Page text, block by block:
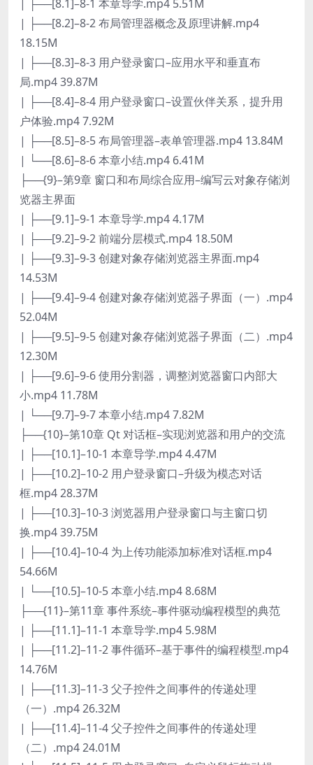
| ├──[8.1]–8-1 本章导学.mp4 5.51M
| ├──[8.2]–8-2 布局管理器概念及原理讲解.mp4
18.15M
| ├──[8.3]–8-3 用户登录窗口–应用水平和垂直布
局.mp4 39.87M
| ├──[8.4]–8-4 用户登录窗口–设置伙伴关系，提升用
户体验.mp4 7.92M
| ├──[8.5]–8-5 布局管理器–表单管理器.mp4 13.84M
| └──[8.6]–8-6 本章小结.mp4 6.41M
├──{9}–第9章 窗口和布局综合应用–编写云对象存储浏
览器主界面
| ├──[9.1]–9-1 本章导学.mp4 4.17M
| ├──[9.2]–9-2 前端分层模式.mp4 18.50M
| ├──[9.3]–9-3 创建对象存储浏览器主界面.mp4
14.53M
| ├──[9.4]–9-4 创建对象存储浏览器子界面（一）.mp4
52.04M
| ├──[9.5]–9-5 创建对象存储浏览器子界面（二）.mp4
12.30M
| ├──[9.6]–9-6 使用分割器，调整浏览器窗口内部大
小.mp4 11.78M
| └──[9.7]–9-7 本章小结.mp4 7.82M
├──{10}–第10章 Qt 对话框–实现浏览器和用户的交流
| ├──[10.1]–10-1 本章导学.mp4 4.47M
| ├──[10.2]–10-2 用户登录窗口–升级为模态对话
框.mp4 28.37M
| ├──[10.3]–10-3 浏览器用户登录窗口与主窗口切
换.mp4 39.75M
| ├──[10.4]–10-4 为上传功能添加标准对话框.mp4
54.66M
| └──[10.5]–10-5 本章小结.mp4 8.68M
├──{11}–第11章 事件系统–事件驱动编程模型的典范
| ├──[11.1]–11-1 本章导学.mp4 5.98M
| ├──[11.2]–11-2 事件循环–基于事件的编程模型.mp4
14.76M
| ├──[11.3]–11-3 父子控件之间事件的传递处理
（一）.mp4 26.32M
| ├──[11.4]–11-4 父子控件之间事件的传递处理
（二）.mp4 24.01M